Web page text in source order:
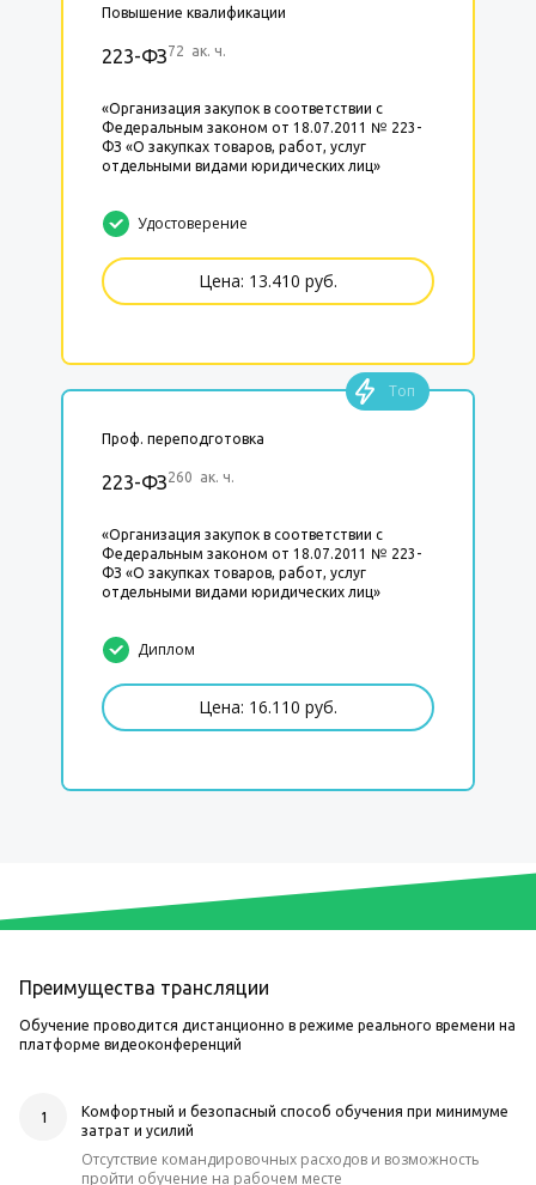
Повышение квалификации
223-ФЗ72 ак. ч.
«Организация закупок в соответствии с
Федеральным законом от 18.07.2011 № 223-
ФЗ «О закупках товаров, работ, услуг
отдельными видами юридических лиц»
Удостоверение
Цена: 13.410 руб.
Топ
Проф. переподготовка
223-ФЗ260 ак. ч.
«Организация закупок в соответствии с
Федеральным законом от 18.07.2011 № 223-
ФЗ «О закупках товаров, работ, услуг
отдельными видами юридических лиц»
Диплом
Цена: 16.110 руб.
Преимущества трансляции
Обучение проводится дистанционно в режиме реального времени на
платформе видеоконференций
1
Комфортный и безопасный способ обучения при минимуме
затрат и усилий
Отсутствие командировочных расходов и возможность
пройти обучение на рабочем месте